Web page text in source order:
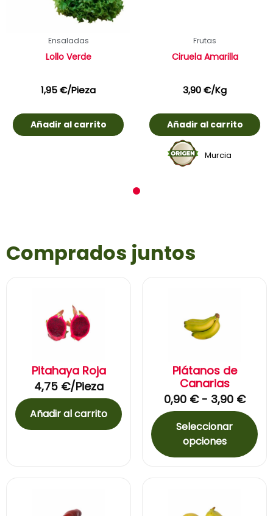
Ensaladas
Lollo Verde
1,95€/Pieza
Añadir al carrito
Frutas
Ciruela Amarilla
3,90€/Kg
Añadir al carrito
Murcia
Comprados juntos
Pitahaya Roja
4,75 €/Pieza
Añadir al carrito
Plátanos de
Canarias
0,90 € - 3,90 €
Seleccionar
opciones